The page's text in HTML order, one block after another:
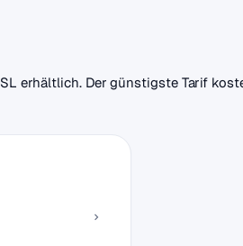
erhältlich. Der günstigste Tarif